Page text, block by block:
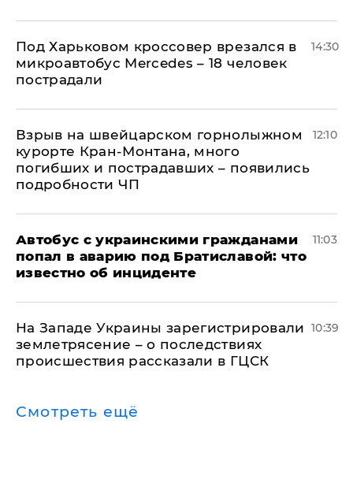
Под Харьковом кроссовер врезался в
микроавтобус Mercedes – 18 человек
пострадали
14:30
Взрыв на швейцарском горнолыжном
курорте Кран-Монтана, много
погибших и пострадавших – появились
подробности ЧП
12:10
Автобус с украинскими гражданами
попал в аварию под Братиславой: что
известно об инциденте
11:03
На Западе Украины зарегистрировали
землетрясение – о последствиях
происшествия рассказали в ГЦСК
10:39
Смотреть ещё